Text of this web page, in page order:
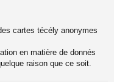
cartes técély anonymes
en matière de donnés
raison que ce soit.